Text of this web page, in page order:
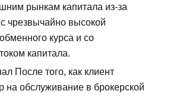
рынкам капитала из-за
чрезвычайно высокой
курса и со
капитала.
После того, как клиент
на обслуживание в брокерской